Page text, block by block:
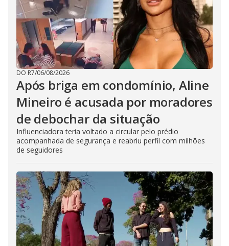
DO R7/06/08/2026
Após briga em condomínio, Aline
Mineiro é acusada por moradores
de debochar da situação
Influenciadora teria voltado a circular pelo prédio
acompanhada de segurança e reabriu perfil com milhões
de seguidores